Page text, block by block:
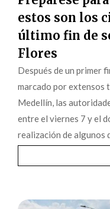
estos son los
último fin de
Flores
Después de un primer
marcado por extensos
Medellín, las
entre el viernes 7 y el
realización de algunos